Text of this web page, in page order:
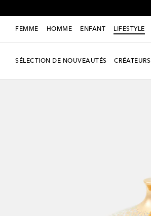
FEMME HOMME ENFANT LIFESTYLE
SÉLECTION DE NOUVEAUTÉS CRÉATEURS